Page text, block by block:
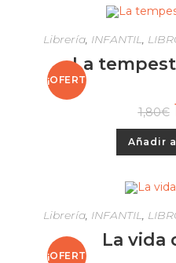
¡OFERT
Librería, INFANTIL,
La
1,80€
Añadir
¡OFERT
Librería, INFANTIL,
La vida